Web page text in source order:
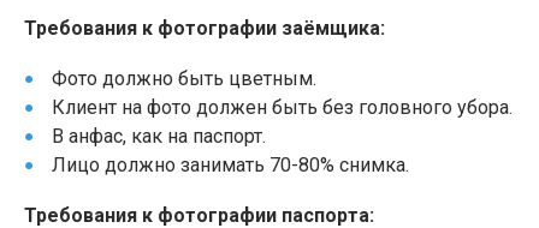
Требования к фотографии заёмщика:
Фото должно быть цветным.
Клиент на фото должен быть без головного убора.
В анфас, как на паспорт.
Лицо должно занимать 70-80% снимка.
Требования к фотографии паспорта: